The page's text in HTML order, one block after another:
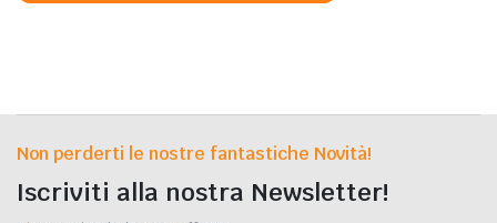
Non perderti le nostre fantastiche Novità!
Iscriviti alla nostra Newsletter!